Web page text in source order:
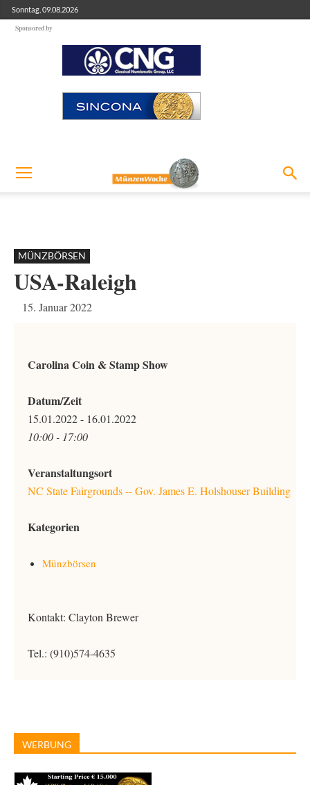
Sonntag, 09.08.2026
Sponsored by
MÜNZBÖRSEN
USA-Raleigh
15. Januar 2022
Carolina Coin & Stamp Show
Datum/Zeit
15.01.2022 - 16.01.2022
10:00 - 17:00
Veranstaltungsort
NC State Fairgrounds -- Gov. James E. Holshouser Building
Kategorien
Münzbörsen
Kontakt: Clayton Brewer
Tel.: (910)574-4635
WERBUNG